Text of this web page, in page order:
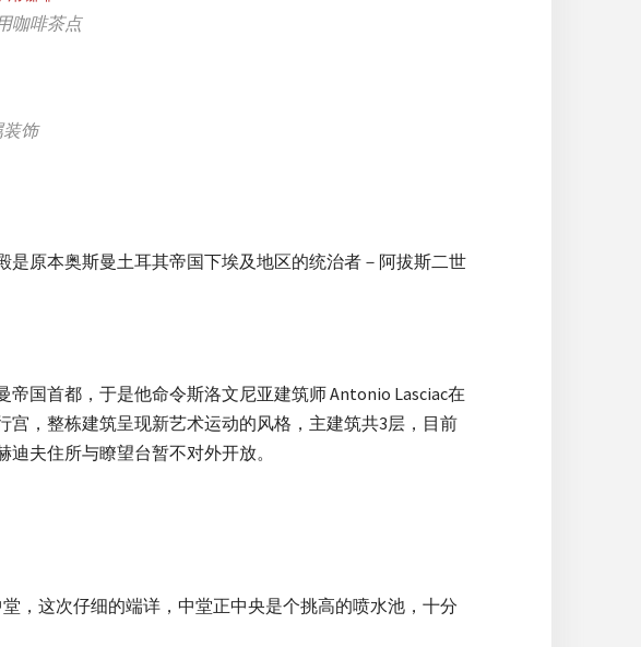
咖啡茶点
饰
原本奥斯曼土耳其帝国下埃及地区的统治者－阿拔斯二世
国首都，于是他命令斯洛文尼亚建筑师 Antonio Lasciac在
，整栋建筑呈现新艺术运动的风格，主建筑共3层，目前
夫住所与瞭望台暂不对外开放。
，这次仔细的端详，中堂正中央是个挑高的喷水池，十分